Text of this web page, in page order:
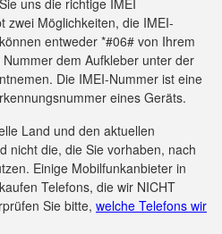
uns die richtige IMEI
zwei Möglichkeiten, die IMEI-
entweder *#06# von Ihrem
dem Aufkleber unter der
Die IMEI-Nummer ist eine
eines Geräts.
Land und den aktuellen
nicht die, die Sie vorhaben, nach
Einige Mobilfunkanbieter in
Telefons, die wir NICHT
Sie bitte, welche Telefons wir